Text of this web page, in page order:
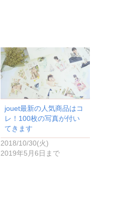
jouet最新の人気商品はコ
レ！100枚の写真が付い
てきます
2018/10/30(火)
2019年5月6日まで